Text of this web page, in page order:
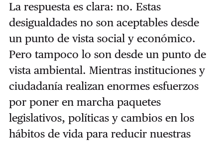
La respuesta es clara: no. Estas
desigualdades no son aceptables desde
un punto de vista social y económico.
Pero tampoco lo son desde un punto de
vista ambiental. Mientras instituciones y
ciudadanía realizan enormes esfuerzos
por poner en marcha paquetes
legislativos, políticas y cambios en los
hábitos de vida para reducir nuestras